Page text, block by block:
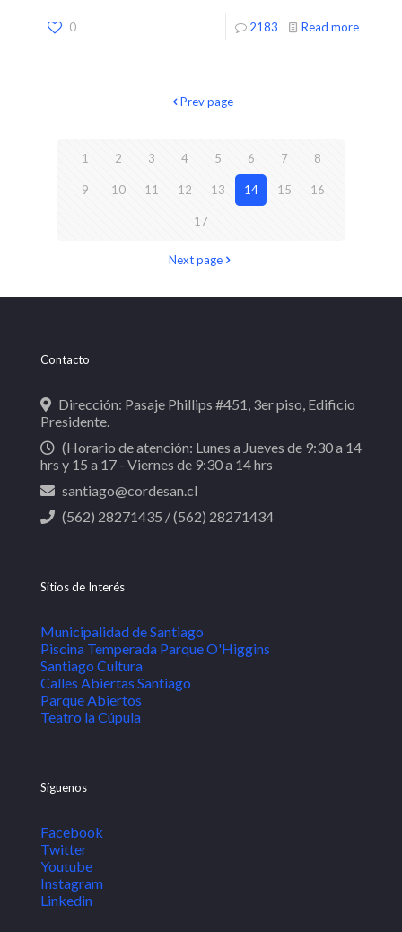
0 2183 Read more
Prev page
1 2 3 4 5 6 7 8
9 10 11 12 13 14 15 16
17
Next page
Contacto
Dirección: Pasaje Phillips #451, 3er piso, Edificio
Presidente.
(Horario de atención: Lunes a Jueves de 9:30 a 14
hrs y 15 a 17 - Viernes de 9:30 a 14 hrs
santiago@cordesan.cl
(562) 28271435 / (562) 28271434
Sitios de Interés
Municipalidad de Santiago
Piscina Temperada Parque O'Higgins
Santiago Cultura
Calles Abiertas Santiago
Parque Abiertos
Teatro la Cúpula
Síguenos
Facebook
Twitter
Youtube
Instagram
Linkedin